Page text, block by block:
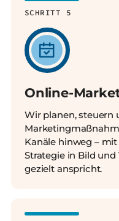
SCHRITT 5
Online-
Wir planen, steuern
Kanäle hinweg –
Strategie in Bild und
gezielt anspricht.